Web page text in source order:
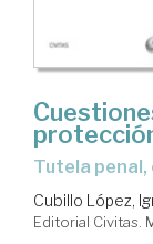
tutela
Cubillo López,
Editorial Civitas.